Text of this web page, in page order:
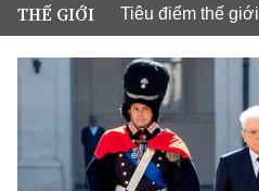
THẾ GIỚI Tiêu điểm thế giới